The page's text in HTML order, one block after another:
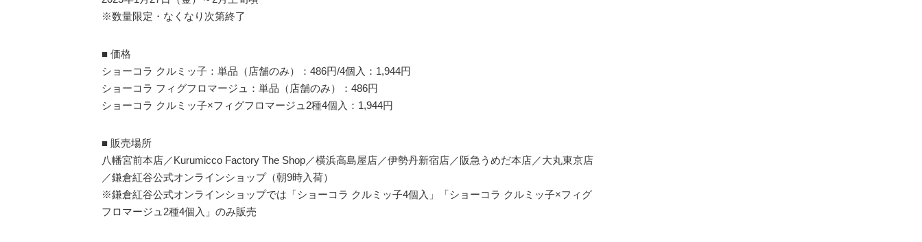
※数量限定・なくなり次第終了
■ 価格
ショーコラ クルミッ子：単品（店舗のみ）：486円/4個入：1,944円
ショーコラ フィグフロマージュ：単品（店舗のみ）：486円
ショーコラ クルミッ子×フィグフロマージュ2種4個入：1,944円
■ 販売場所
八幡宮前本店／Kurumicco Factory The Shop／横浜高島屋店／伊勢丹新宿店／阪急うめだ本店／大丸東京店
／鎌倉紅谷公式オンラインショップ（朝9時入荷）
※鎌倉紅谷公式オンラインショップでは「ショーコラ クルミッ子4個入」「ショーコラ クルミッ子×フィグ
フロマージュ2種4個入」のみ販売